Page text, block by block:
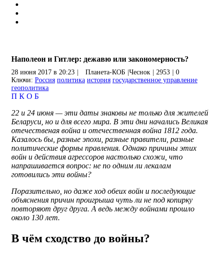
Наполеон и Гитлер: дежавю или закономерность?
28 июня 2017 в 20:23 Планета-КОБ Чеснок 2953
0
Ключи: Россия политика история государственное управление
геополитика
П К О Б
22 и 24 июня — эти даты знаковы не только для жителей
Беларуси, но и для всего мира. В эти дни начались Великая
отечественая война и отечественная война 1812 года.
Казалось бы, разные эпохи, разные правители, разные
политические формы правления. Однако причины этих
войн и действия агрессоров настолько схожи, что
напрашивается вопрос: не по одним ли лекалам
готовились эти войны?
Поразительно, но даже ход обеих войн и последующие
объяснения причин проигрыша чуть ли не под копирку
повторяют друг друга. А ведь между войнами прошло
около 130 лет.
В чём сходство до войны?